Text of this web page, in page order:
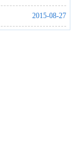
2015-08-27